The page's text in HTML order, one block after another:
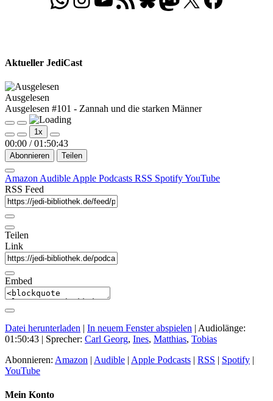
Aktueller JediCast
Ausgelesen
Ausgelesen #101 - Zannah und die starken Männer
Play
Episode
Pause
Episode
1x
00:00 / 01:50:43
Abonnieren Teilen
Amazon Audible Apple Podcasts RSS SpotifyYouTube
RSS Feed
Teilen
Link
Embed
Datei herunterladen | In neuem Fenster abspielen | Audiolänge:
01:50:43 | Sprecher: Carl Georg, Ines, Matthias, Tobias
Abonnieren: Amazon | Audible | Apple Podcasts | RSS | Spotify |
YouTube
Mein Konto